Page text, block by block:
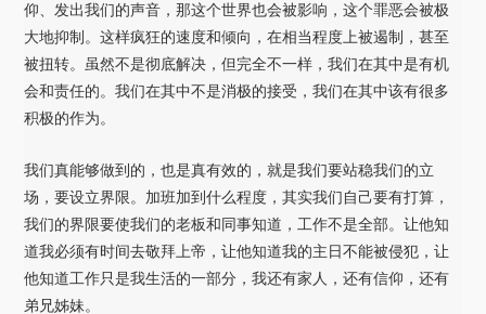
仰、发出我们的声音，那这个世界也会被影响，这个罪恶会被极
大地抑制。这样疯狂的速度和倾向，在相当程度上被遏制，甚至
被扭转。虽然不是彻底解决，但完全不一样，我们在其中是有机
会和责任的。我们在其中不是消极的接受，我们在其中该有很多
积极的作为。
我们真能够做到的，也是真有效的，就是我们要站稳我们的立
场，要设立界限。加班加到什么程度，其实我们自己要有打算，
我们的界限要使我们的老板和同事知道，工作不是全部。让他知
道我必须有时间去敬拜上帝，让他知道我的主日不能被侵犯，让
他知道工作只是我生活的一部分，我还有家人，还有信仰，还有
弟兄姊妹。